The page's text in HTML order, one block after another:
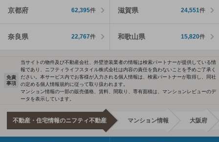
京都府 62,395件 滋賀県 24,551件
奈良県 22,767件 和歌山県 15,820件
免責
事項
当サイトの物件及び不動産会社、外壁塗装業者の情報は検索パートナーが提供している情
報であり、ニフティライフスタイル株式会社は内容の責任を負わないことを予めご了承く
ださい。本サービス内でお客様が入力される個人情報は、検索パートナーが取得し、同社
の定める個人情報規約に従って取り扱われます。
マンション情報の一部の販売価格、賃料、間取り、専有面積は、マンションレビューのデ
ータを表示しています。
不動産・住宅情報のニフティ不動産 マンション情報 大阪府